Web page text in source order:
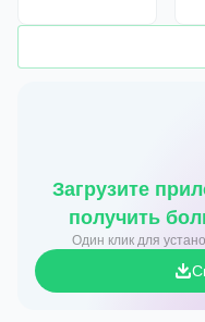
Загрузите
получить
Один клик для